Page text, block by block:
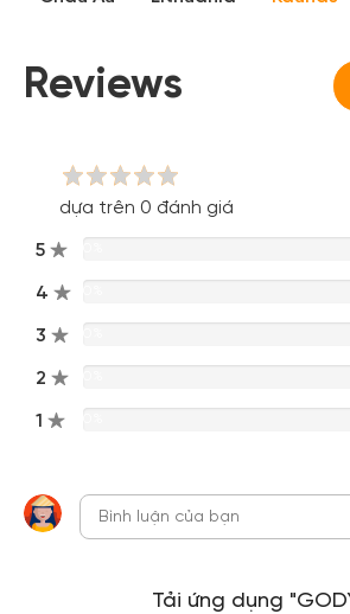
Reviews
dựa trên 0 đánh giá
5
4
3
2
1
Tải ứng dụng
Hoặc đăng nhập